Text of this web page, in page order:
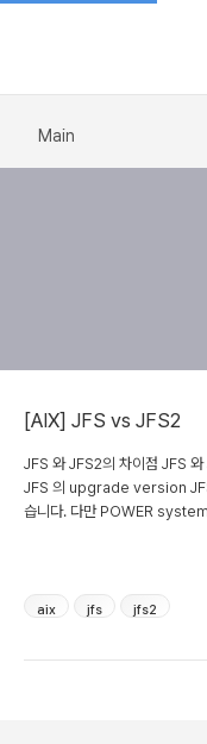
Main
[AIX] JFS vs JFS2
JFS 와 JFS2의 차이점 JFS
JFS 의 upgrade version JFS
습니다. 다만 POWER
system 에서는 JFS2 만 사
Fragments/Block Size
Architectural Maximum
aix jfs jfs2